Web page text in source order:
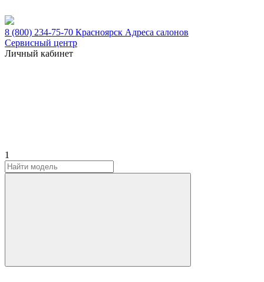
8 (800) 234-75-70 Красноярск Адреса салонов
Сервисный центр
Личный кабинет
1